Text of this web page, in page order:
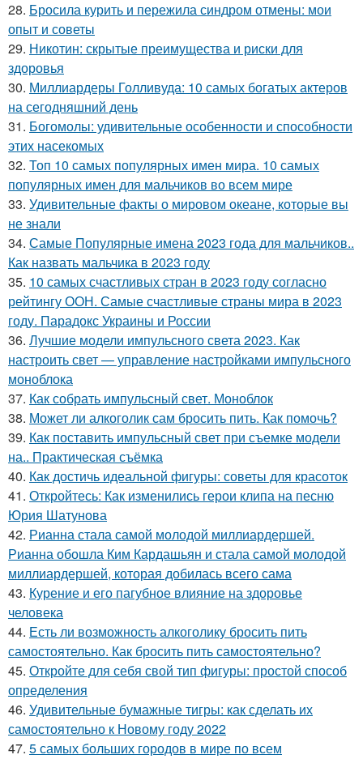
28. Бросила курить и пережила синдром отмены: мои
опыт и советы
29. Никотин: скрытые преимущества и риски для
здоровья
30. Миллиардеры Голливуда: 10 самых богатых актеров
на сегодняшний день
31. Богомолы: удивительные особенности и способности
этих насекомых
32. Топ 10 самых популярных имен мира. 10 самых
популярных имен для мальчиков во всем мире
33. Удивительные факты о мировом океане, которые вы
не знали
34. Самые Популярные имена 2023 года для мальчиков..
Как назвать мальчика в 2023 году
35. 10 самых счастливых стран в 2023 году согласно
рейтингу ООН. Самые счастливые страны мира в 2023
году. Парадокс Украины и России
36. Лучшие модели импульсного света 2023. Как
настроить свет — управление настройками импульсного
моноблока
37. Как собрать импульсный свет. Моноблок
38. Может ли алкоголик сам бросить пить. Как помочь?
39. Как поставить импульсный свет при съемке модели
на.. Практическая съёмка
40. Как достичь идеальной фигуры: советы для красоток
41. Откройтесь: Как изменились герои клипа на песню
Юрия Шатунова
42. Рианна стала самой молодой миллиардершей.
Рианна обошла Ким Кардашьян и стала самой молодой
миллиардершей, которая добилась всего сама
43. Курение и его пагубное влияние на здоровье
человека
44. Есть ли возможность алкоголику бросить пить
самостоятельно. Как бросить пить самостоятельно?
45. Откройте для себя свой тип фигуры: простой способ
определения
46. Удивительные бумажные тигры: как сделать их
самостоятельно к Новому году 2022
47. 5 самых больших городов в мире по всем